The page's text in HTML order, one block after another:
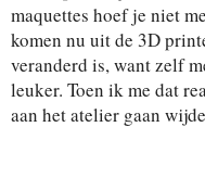
maquettes hoef je niet
komen nu uit de 3D
veranderd is, want zelf
leuker. Toen ik me dat
aan het atelier gaan